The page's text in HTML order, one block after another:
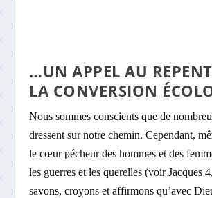
…UN APPEL AU
LA CONVERSION
Nous sommes conscients que de
dressent sur notre chemin. Cependant,
le cœur pécheur des hommes et des
les guerres et les querelles (voir Jacques
savons, croyons et affirmons qu’avec